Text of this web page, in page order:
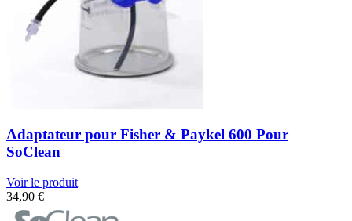
Adaptateur pour Fisher & Paykel 600 Pour
SoClean
Voir le produit
34,90 €